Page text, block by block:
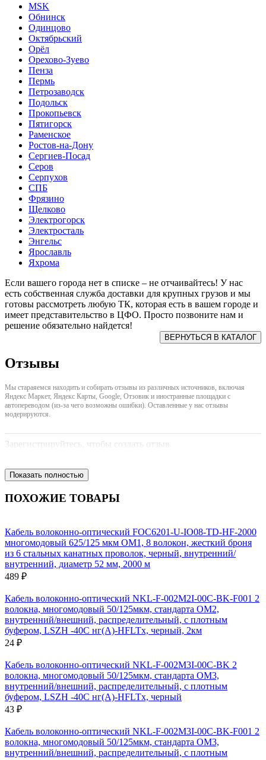
MSK
Обнинск
Одинцово
Октябрьский
Орёл
Орехово-Зуево
Пенза
Пермь
Петрозаводск
Подольск
Прокопьевск
Пятигорск
Раменское
Ростов-на-Дону
Сергиев-Посад
Серов
Серпухов
СПБ
Фрязино
Щелково
Электрогорск
Электросталь
Энгельс
Ярославль
Яхрома
Если вашего города нет в списке – не отчаивайтесь! У нас
есть собственная служба доставки для крупных грузов и мы
готовы рассмотреть любую ТК, которая есть в вашем городе и
имеет представительство в ЦФО. Просто позвоните нам и
решение обязательно найдется!
Отзывы
Мы стараяемся находить и собирать отзывы из различных источников, включая
Яндекс Маркет, Яндекс Карты, Google, Отзовик и иностранные площадки с
автопереводом (из-за чего возможны ошибки). Оставленные у нас отзывы
модерируются.
Зарегистрируйтесь, чтобы создать отзыв.
Показать полностью
ПОХОЖИЕ ТОВАРЫ
Кабель волоконно-оптический FOC6201-U-IO08-TD-HF-2000
многомодовый 625/125 мкм OM1, 8 волокон, жесткий броня
из 6 стальных канатных проволок, черный, внутренний/
внутренний, диаметр 52 мм, 2000 м
489 ₽
Кабель волоконно-оптический NKL-F-002M2I-00C-BK-F001 2
волокна, многомодовый 50/125мкм, стандарта OM2,
внутренний/внешний, распределительный, с плотным
буфером, LSZH -40C нг(A)-HFLTx, черный, 2км
24 ₽
Кабель волоконно-оптический NKL-F-002M3I-00C-BK 2
волокна, многомодовый 50/125мкм, стандарта OM3,
внутренний/внешний, распределительный, с плотным
буфером, LSZH -40C нг(A)-HFLTx, черный
43 ₽
Кабель волоконно-оптический NKL-F-002M3I-00C-BK-F001 2
волокна, многомодовый 50/125мкм, стандарта OM3,
внутренний/внешний, распределительный, с плотным